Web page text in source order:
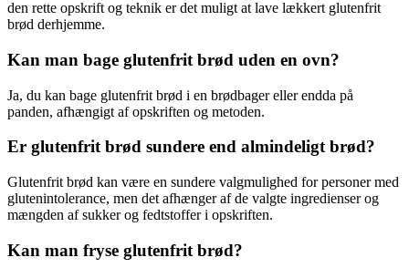
den rette opskrift og teknik er det muligt at lave lækkert glutenfrit
brød derhjemme.
Kan man bage glutenfrit brød uden en ovn?
Ja, du kan bage glutenfrit brød i en brødbager eller endda på
panden, afhængigt af opskriften og metoden.
Er glutenfrit brød sundere end almindeligt brød?
Glutenfrit brød kan være en sundere valgmulighed for personer med
glutenintolerance, men det afhænger af de valgte ingredienser og
mængden af sukker og fedtstoffer i opskriften.
Kan man fryse glutenfrit brød?